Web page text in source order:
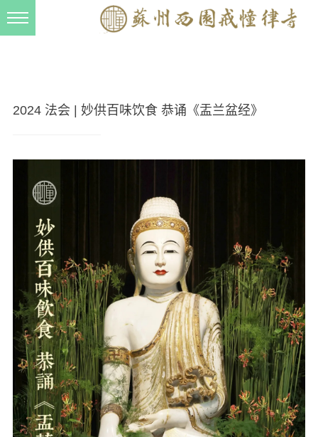
三风建设
道风建设
法音宣流
音频视频
弘法书籍
助印功德
弘法活动
西园法讯
2024 法会 | 妙供百味饮食 恭诵《盂兰盆经》